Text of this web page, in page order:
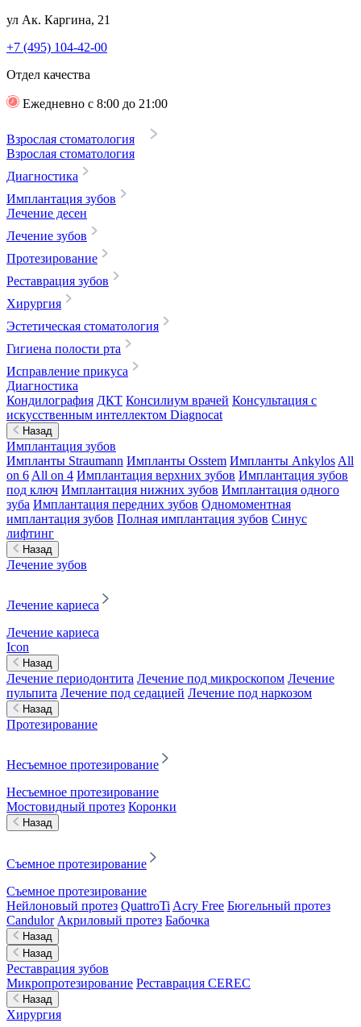
ул Ак. Каргина, 21
+7 (495) 104-42-00
Отдел качества
Ежедневно с 8:00 до 21:00
Взрослая стоматология
Взрослая стоматология
Диагностика
Имплантация зубов
Лечение десен
Лечение зубов
Протезирование
Реставрация зубов
Хирургия
Эстетическая стоматология
Гигиена полости рта
Исправление прикуса
Диагностика
Кондилография ДКТ Консилиум врачей Консультация с
искусственным интеллектом Diagnocat
Назад
Имплантация зубов
Импланты Straumann Импланты Osstem Импланты Ankylos All
on 6 All on 4 Имплантация верхних зубов Имплантация зубов
под ключ Имплантация нижних зубов Имплантация одного
зуба Имплантация передних зубов Одномоментная
имплантация зубов Полная имплантация зубов Синус
лифтинг
Назад
Лечение зубов
Лечение кариеса
Лечение кариеса
Icon
Назад
Лечение периодонтита Лечение под микроскопом Лечение
пульпита Лечение под седацией Лечение под наркозом
Назад
Протезирование
Несъемное протезирование
Несъемное протезирование
Мостовидный протез Коронки
Назад
Съемное протезирование
Съемное протезирование
Нейлоновый протез QuattroTi Acry Free Бюгельный протез
Candulor Акриловый протез Бабочка
Назад
Назад
Реставрация зубов
Микропротезирование Реставрация CEREC
Назад
Хирургия